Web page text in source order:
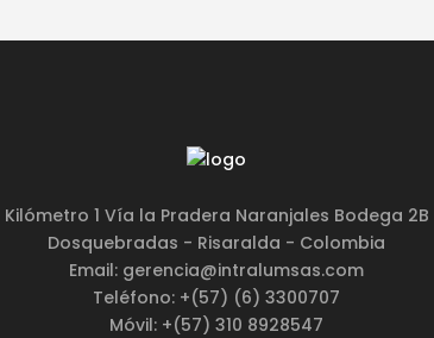
Kilómetro 1 Vía la Pradera Naranjales Bodega 2B
Dosquebradas - Risaralda - Colombia
Email: gerencia@intralumsas.com
Teléfono: +(57) (6) 3300707
Móvil: +(57) 310 8928547